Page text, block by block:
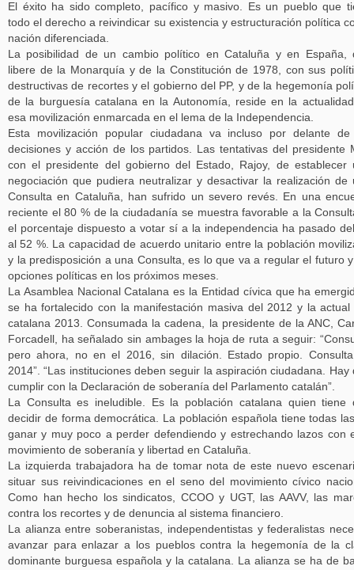
El éxito ha sido completo, pacífico y masivo. Es un pueblo que
todo el derecho a reivindicar su existencia y estructuración política
nación diferenciada.
La posibilidad de un cambio político en Cataluña y en España,
libere de la Monarquía y de la Constitución de 1978, con sus
destructivas de recortes y el gobierno del PP, y de la hegemonía
de la burguesía catalana en la Autonomía, reside en la
esa movilización enmarcada en el lema de la Independencia.
Esta movilización popular ciudadana va incluso por delante
decisiones y acción de los partidos. Las tentativas del presidente
con el presidente del gobierno del Estado, Rajoy, de establecer
negociación que pudiera neutralizar y desactivar la realización de
Consulta en Cataluña, han sufrido un severo revés. En una
reciente el 80 % de la ciudadanía se muestra favorable a la
el porcentaje dispuesto a votar sí a la independencia ha pasado
al 52 %. La capacidad de acuerdo unitario entre la población
y la predisposición a una Consulta, es lo que va a regular el futuro
opciones políticas en los próximos meses.
La Asamblea Nacional Catalana es la Entidad cívica que ha
se ha fortalecido con la manifestación masiva del 2012 y la actual
catalana 2013. Consumada la cadena, la presidente de la ANC,
Forcadell, ha señalado sin ambages la hoja de ruta a seguir:
pero ahora, no en el 2016, sin dilación. Estado propio.
2014”. “Las instituciones deben seguir la aspiración ciudadana. Hay
cumplir con la Declaración de soberanía del Parlamento catalán”.
La Consulta es ineludible. Es la población catalana quien tiene
decidir de forma democrática. La población española tiene todas
ganar y muy poco a perder defendiendo y estrechando lazos con
movimiento de soberanía y libertad en Cataluña.
La izquierda trabajadora ha de tomar nota de este nuevo
situar sus reivindicaciones en el seno del movimiento cívico
Como han hecho los sindicatos, CCOO y UGT, las AAVV, las
contra los recortes y de denuncia al sistema financiero.
La alianza entre soberanistas, independentistas y federalistas
avanzar para enlazar a los pueblos contra la hegemonía de la
dominante burguesa española y la catalana. La alianza se ha de